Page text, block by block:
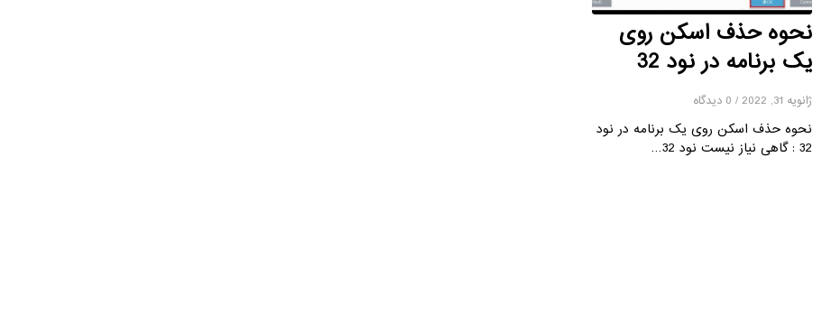
نحوه حذف اسکن روی
یک برنامه در نود 32
ژانویه 31, 2022 / 0 دیدگاه
نحوه حذف اسکن روی یک برنامه در نود
32 : گاهی نیاز نیست نود 32…